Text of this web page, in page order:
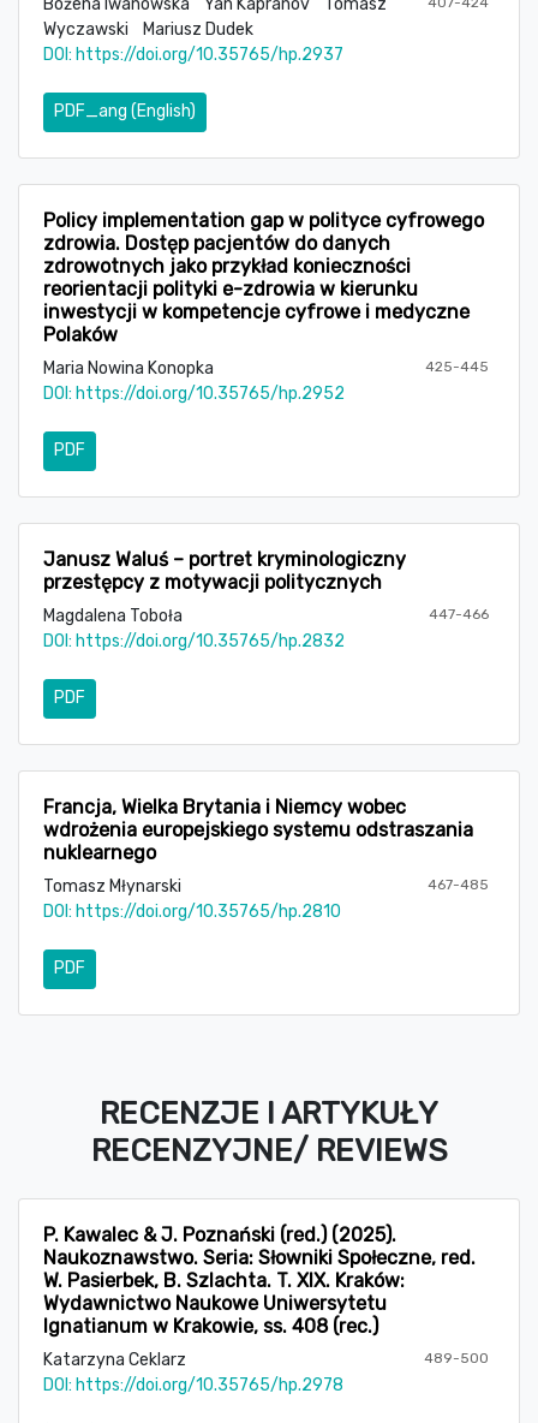
Wyczawski
Mariusz Dudek
DOI: https://doi.org/10.35765/hp.2937
PDF_ang (English)
Policy implementation gap w polityce cyfrowego
zdrowia. Dostęp pacjentów do danych
zdrowotnych jako przykład konieczności
reorientacji polityki e-zdrowia w kierunku
inwestycji w kompetencje cyfrowe i medyczne
Polaków
Maria Nowina Konopka 425-445
DOI: https://doi.org/10.35765/hp.2952
PDF
Janusz Waluś – portret kryminologiczny
przestępcy z motywacji politycznych
Magdalena Toboła 447-466
DOI: https://doi.org/10.35765/hp.2832
PDF
Francja, Wielka Brytania i Niemcy wobec
wdrożenia europejskiego systemu odstraszania
nuklearnego
Tomasz Młynarski 467-485
DOI: https://doi.org/10.35765/hp.2810
PDF
RECENZJE I ARTYKUŁY
RECENZYJNE/ REVIEWS
P. Kawalec & J. Poznański (red.) (2025).
Naukoznawstwo. Seria: Słowniki Społeczne, red.
W. Pasierbek, B. Szlachta. T. XIX. Kraków:
Wydawnictwo Naukowe Uniwersytetu
Ignatianum w Krakowie, ss. 408 (rec.)
Katarzyna Ceklarz 489-500
DOI: https://doi.org/10.35765/hp.2978